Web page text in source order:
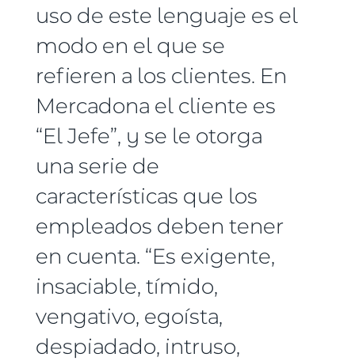
uso de este lenguaje es el
modo en el que se
refieren a los clientes. En
Mercadona el cliente es
“El Jefe”, y se le otorga
una serie de
características que los
empleados deben tener
en cuenta. “Es exigente,
insaciable, tímido,
vengativo, egoísta,
despiadado, intruso,